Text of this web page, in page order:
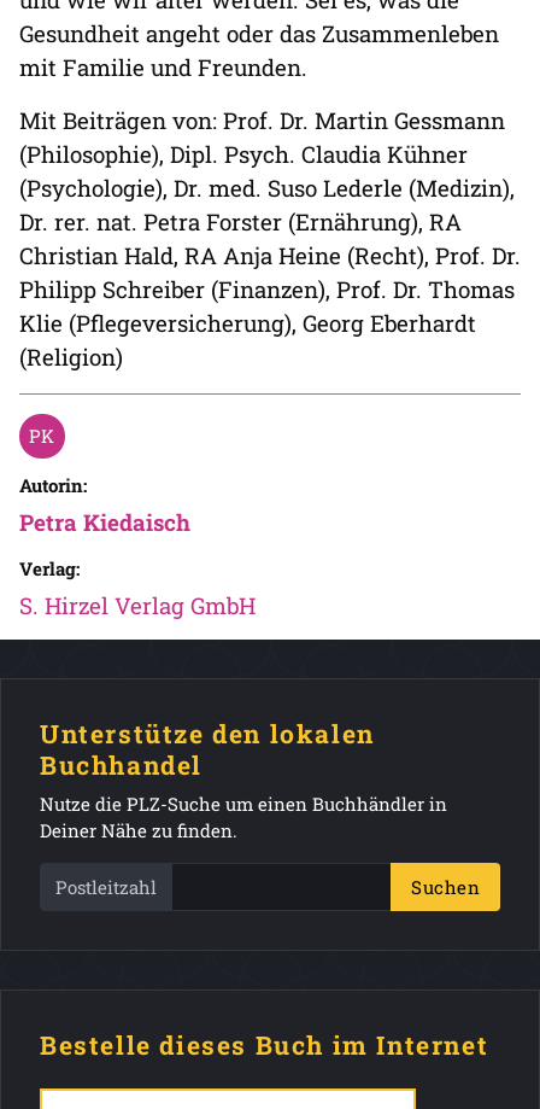
Gesundheit angeht oder das Zusammenleben
mit Familie und Freunden.
Mit Beiträgen von: Prof. Dr. Martin Gessmann
(Philosophie), Dipl. Psych. Claudia Kühner
(Psychologie), Dr. med. Suso Lederle (Medizin),
Dr. rer. nat. Petra Forster (Ernährung), RA
Christian Hald, RA Anja Heine (Recht), Prof. Dr.
Philipp Schreiber (Finanzen), Prof. Dr. Thomas
Klie (Pflegeversicherung), Georg Eberhardt
(Religion)
Autorin:
Petra Kiedaisch
Verlag:
S. Hirzel Verlag GmbH
Unterstütze den lokalen
Buchhandel
Nutze die PLZ-Suche um einen Buchhändler in
Deiner Nähe zu finden.
Postleitzahl Suchen
Bestelle dieses Buch im Internet